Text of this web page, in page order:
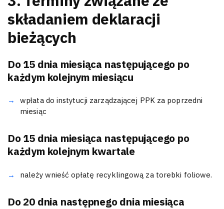
składaniem deklaracji
bieżących
Do 15 dnia miesiąca następującego po
każdym kolejnym miesiącu
wpłata do instytucji zarządzającej PPK za poprzedni
miesiąc
Do 15 dnia miesiąca następującego po
każdym kolejnym kwartale
należy wnieść opłatę recyklingową za torebki foliowe.
Do 20 dnia następnego dnia miesiąca